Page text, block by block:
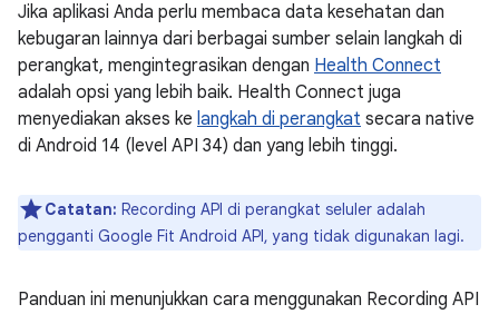
Jika aplikasi Anda perlu membaca data kesehatan dan
kebugaran lainnya dari berbagai sumber selain langkah di
perangkat, mengintegrasikan dengan Health Connect
adalah opsi yang lebih baik. Health Connect juga
menyediakan akses ke langkah di perangkat secara native
di Android 14 (level API 34) dan yang lebih tinggi.
Catatan: Recording API di perangkat seluler adalah
pengganti Google Fit Android API, yang tidak digunakan lagi.
Panduan ini menunjukkan cara menggunakan Recording API